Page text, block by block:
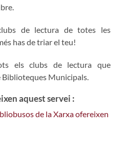
de lectura de totes les
has de triar el teu!
els clubs de lectura que
Biblioteques Municipals.
aquest servei :
de la Xarxa ofereixen